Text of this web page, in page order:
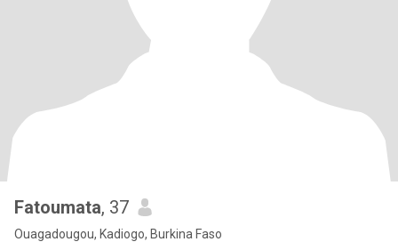
Fatoumata, 37
Ouagadougou, Kadiogo, Burkina Faso